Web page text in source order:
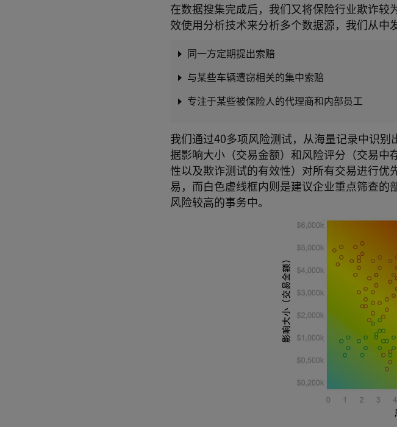
在数据搜集完成后，我们又将保险行业欺诈
效使用分析技术来分析多个数据源，我们从中
同一方定期提出索赔
与某些车辆遭窃相关的集中索赔
专注于某些被保险人的代理商和内部员工
我们通过40多项风险测试，从海量记录中识
据影响大小（交易金额）和风险评分（交易
性以及欺诈测试的有效性）对所有交易进行
易，而白色虚线框内则是建议企业重点筛查
风险较高的事务中。